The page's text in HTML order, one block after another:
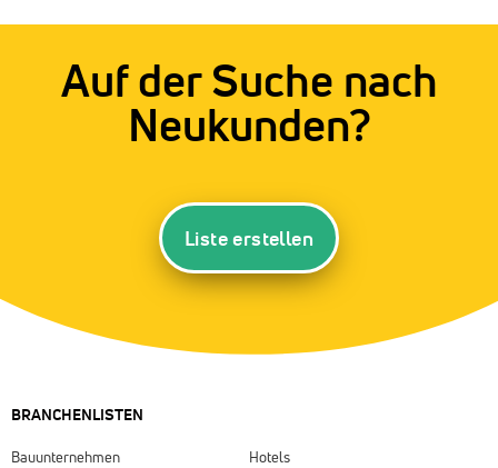
Auf der Suche nach
Neukunden?
Liste erstellen
BRANCHENLISTEN
Bauunternehmen
Hotels